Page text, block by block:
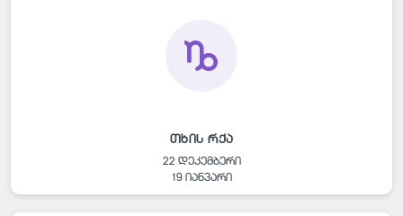
თხის რქა
22 დეკემბერი
19 იანვარი